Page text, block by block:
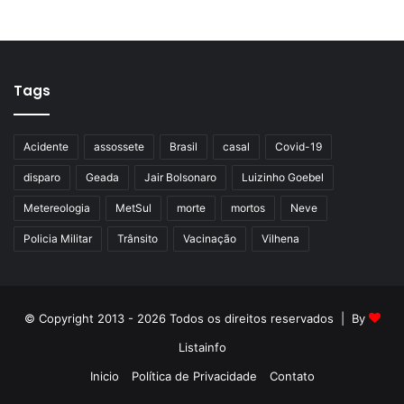
Tags
Acidente assossete Brasil casal Covid-19
disparo Geada Jair Bolsonaro Luizinho Goebel
Metereologia MetSul morte mortos Neve
Policia Militar Trânsito Vacinação Vilhena
© Copyright 2013 - 2026 Todos os direitos reservados | By
Listainfo
Inicio
Política de Privacidade Contato